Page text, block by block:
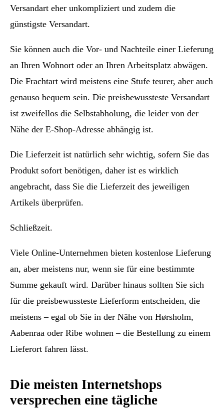
Versandart eher unkompliziert und zudem die
günstigste Versandart.
Sie können auch die Vor- und Nachteile einer Lieferung
an Ihren Wohnort oder an Ihren Arbeitsplatz abwägen.
Die Frachtart wird meistens eine Stufe teurer, aber auch
genauso bequem sein. Die preisbewussteste Versandart
ist zweifellos die Selbstabholung, die leider von der
Nähe der E-Shop-Adresse abhängig ist.
Die Lieferzeit ist natürlich sehr wichtig, sofern Sie das
Produkt sofort benötigen, daher ist es wirklich
angebracht, dass Sie die Lieferzeit des jeweiligen
Artikels überprüfen.
Schließzeit.
Viele Online-Unternehmen bieten kostenlose Lieferung
an, aber meistens nur, wenn sie für eine bestimmte
Summe gekauft wird. Darüber hinaus sollten Sie sich
für die preisbewussteste Lieferform entscheiden, die
meistens – egal ob Sie in der Nähe von Hørsholm,
Aabenraa oder Ribe wohnen – die Bestellung zu einem
Lieferort fahren lässt.
Die meisten Internetshops
versprechen eine tägliche